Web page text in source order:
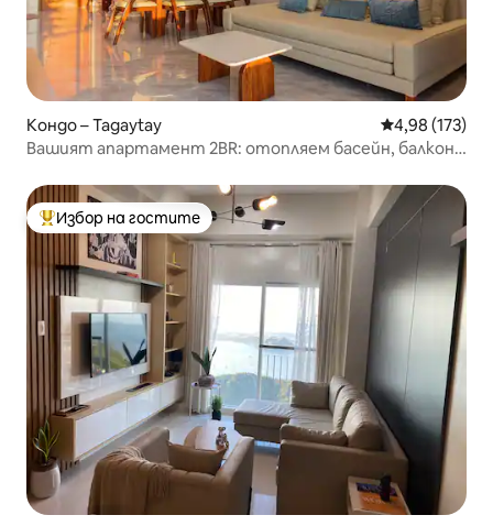
Кондо – Tagaytay Средна
4,98 (173)
Вашият апартамент 2BR: отопляем басейн, балкон,
Най-популярен избор на гостите
Избор на гостите